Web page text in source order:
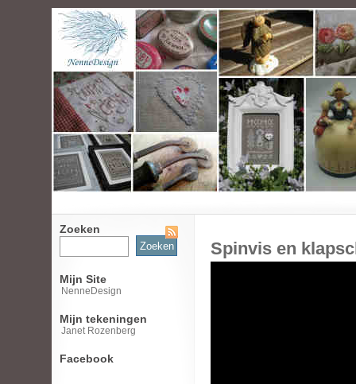
Zoeken
Zoeken
naar:
Mijn Site
NenneDesign
Mijn tekeningen
Janet Rozenberg
Facebook
Spinvis en